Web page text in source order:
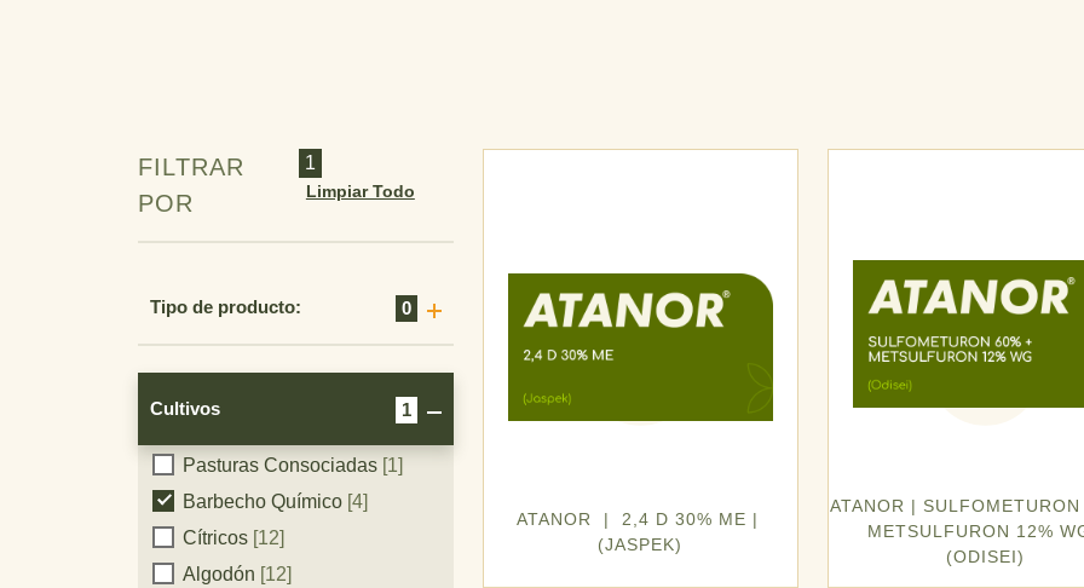
FILTRAR
POR
1
Limpiar Todo
Tipo de producto: 0
Cultivos 1
Cultivos
Pasturas Consociadas [1]
Barbecho Químico [4]
Cítricos [12]
Algodón [12]
ATANOR | 2,4 D 30% ME |
(JASPEK)
ATANOR |
METSULFURON 12%
(ODISEI)